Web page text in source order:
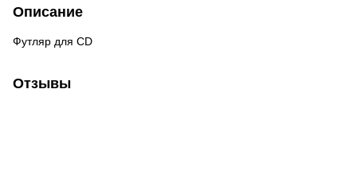
Описание
Футляр для CD
Отзывы